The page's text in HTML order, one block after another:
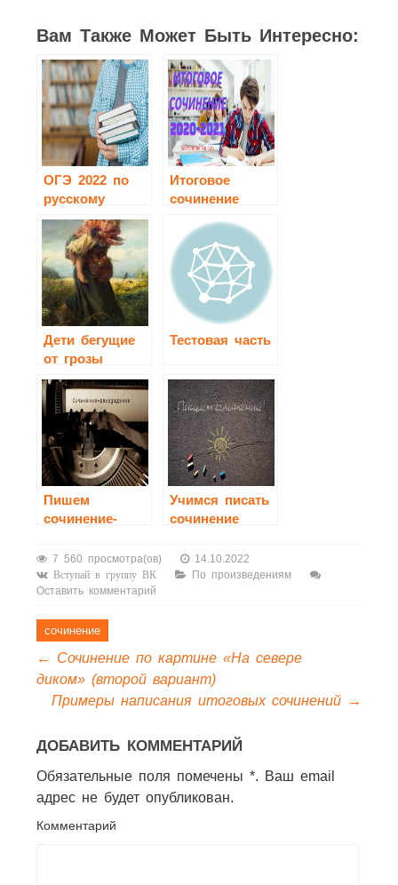
Вам Также Может Быть Интересно:
ОГЭ 2022 по
русскому
языку
Итоговое
сочинение
Дети бегущие
от грозы
сочинение 3
класс
Тестовая часть
Пишем
сочинение-
Учимся писать
сочинение
7 560 просмотра(ов) 14.10.2022
Вступай в группу ВК
По произведениям
Оставить комментарий
сочинение
←
Сочинение по картине «На севере
диком» (второй вариант)
Примеры написания итоговых сочинений →
ДОБАВИТЬ КОММЕНТАРИЙ
Обязательные поля помечены *. Ваш email
адрес не будет опубликован.
Комментарий